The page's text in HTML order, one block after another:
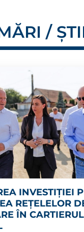
/
INVESTIȚIEI
REȚELELOR
ÎN CARTIERUL